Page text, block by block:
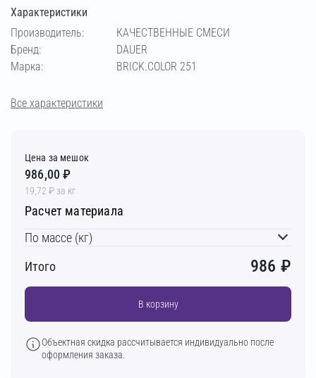
слоновая кость кремово-бежевый
кирпичный
коричневый тёмно-коричневый
шоколадный
Характеристики
Производитель:
КАЧЕСТВЕННЫЕ СМЕСИ
Бренд:
DAUER
Марка:
BRICK.COLOR 251
Все характеристики
Цена за мешок
986,00 ₽
19,72 ₽ за кг
Расчет материала
По массе (кг)
Итого
986 ₽
В корзину
Объектная скидка рассчитывается индивидуально после
оформления заказа.